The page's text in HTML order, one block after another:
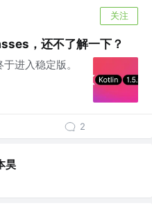
关注
，还不了解一下？
进入稳定版。
2
昊